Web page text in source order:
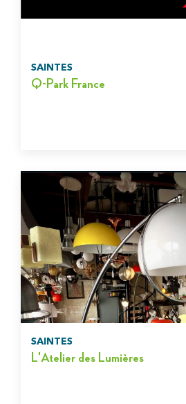
SAINTES
Q-Park France
SAINTES
L'Atelier des Lumières